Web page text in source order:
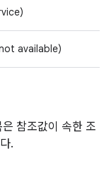
available)
참조값이 속한 조
.